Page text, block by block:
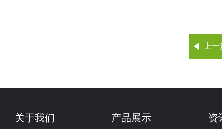
上
关于我们 产品展示 资